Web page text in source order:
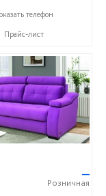
140-08-08
телефон
Прайс-лист
—
Розничная